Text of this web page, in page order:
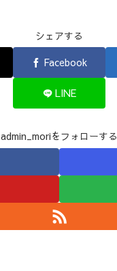
シェアする
Facebook
LINE
admin_moriをフォローする